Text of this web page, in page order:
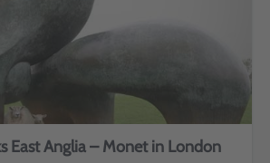
East Anglia – Monet in London